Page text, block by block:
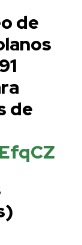
de
de